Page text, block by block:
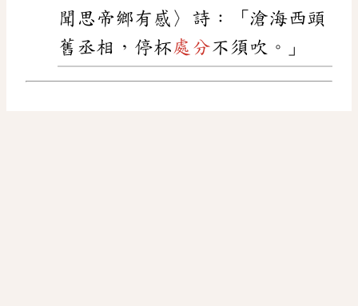
聞思帝鄉有感〉詩：「滄海西頭
舊丞相，停杯處分不須吹。」